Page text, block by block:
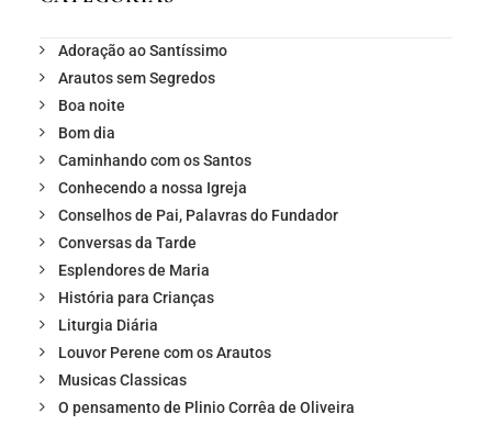
Adoração ao Santíssimo
Arautos sem Segredos
Boa noite
Bom dia
Caminhando com os Santos
Conhecendo a nossa Igreja
Conselhos de Pai, Palavras do Fundador
Conversas da Tarde
Esplendores de Maria
História para Crianças
Liturgia Diária
Louvor Perene com os Arautos
Musicas Classicas
O pensamento de Plinio Corrêa de Oliveira